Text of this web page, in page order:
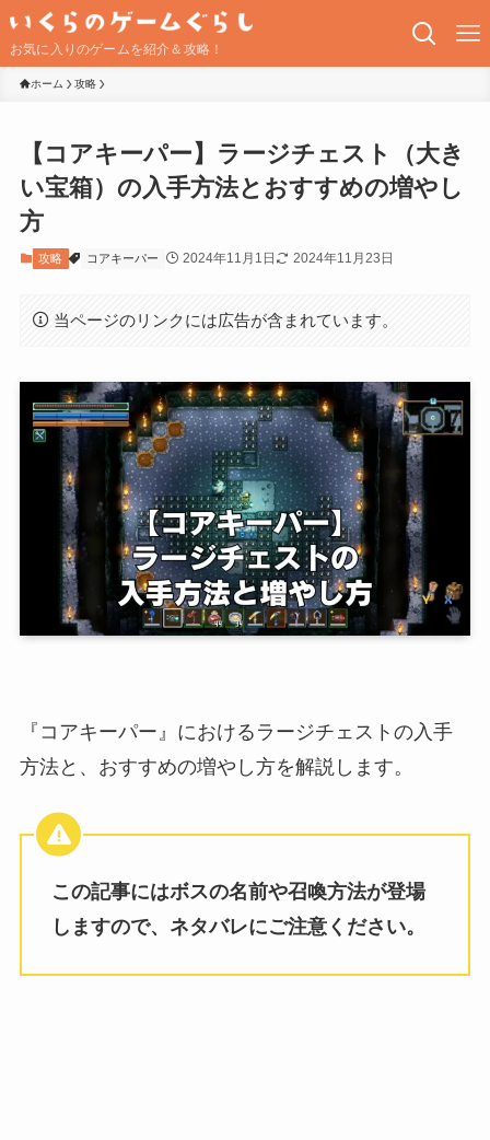
お気に入りのゲームを紹介＆攻略！
ホーム 攻略
【コアキーパー】ラージチェスト（大き
い宝箱）の入手方法とおすすめの増やし
方
攻略 コアキーパー 2024年11月1日 2024年11月23日
当ページのリンクには広告が含まれています。
『コアキーパー』におけるラージチェストの入手
方法と、おすすめの増やし方を解説します。
この記事にはボスの名前や召喚方法が登場
しますので、ネタバレにご注意ください。